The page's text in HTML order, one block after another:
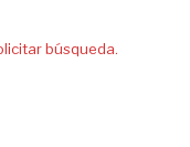
búsqueda.